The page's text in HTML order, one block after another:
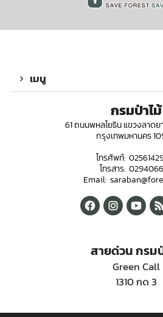
เมนู
กรมป่าไม้
61 ถนนพหลโยธิน แขวงลาด
กรุงเทพมหานคร
โทรศัพท์:
โทรสาร:
Email:
สายด่วน กรม
Green Call
1310 กด 3